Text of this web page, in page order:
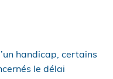
handicap, certains
le délai